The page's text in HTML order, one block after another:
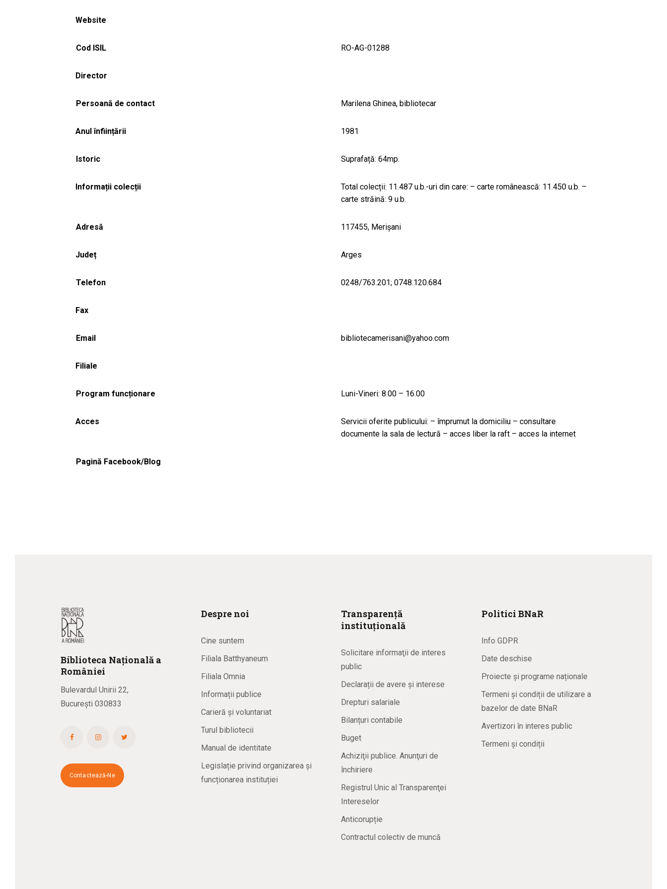
Website
Cod ISIL RO-AG-01288
Director
Persoană de contact Marilena Ghinea, bibliotecar
Anul înființării 1981
Istoric Suprafață: 64mp.
Informații colecții
Total colecții: 11.487 u.b.-uri din care: – carte românească: 11.450 u.b. –
carte străină: 9 u.b.
Adresă 117455, Merişani
Județ Arges
Telefon 0248/763.201; 0748.120.684
Fax
Email bibliotecamerisani@yahoo.com
Filiale
Program funcționare Luni-Vineri: 8.00 – 16.00
Acces
Servicii oferite publicului: – împrumut la domiciliu – consultare
documente la sala de lectură – acces liber la raft – acces la internet
Pagină Facebook/Blog
Biblioteca Națională a
României
Bulevardul Unirii 22,
București 030833
Contactează-Ne
Despre noi
Cine suntem
Filiala Batthyaneum
Filiala Omnia
Informații publice
Carieră și voluntariat
Turul bibliotecii
Manual de identitate
Legislație privind organizarea și
funcționarea instituției
Transparență
instituțională
Solicitare informaţii de interes
public
Declarații de avere și interese
Drepturi salariale
Bilanțuri contabile
Buget
Achiziţii publice. Anunţuri de
închiriere
Registrul Unic al Transparenţei
Intereselor
Anticorupție
Contractul colectiv de muncă
Politici BNaR
Info GDPR
Date deschise
Proiecte și programe naționale
Termeni și condiții de utilizare a
bazelor de date BNaR
Avertizori în interes public
Termeni și condiții